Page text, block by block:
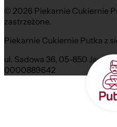
© 2026 Piekarnie Cukiernie
zastrzeżone.
Piekarnie Cukiernie Putka z
ul. Sadowa 36, 05-850
0000889642